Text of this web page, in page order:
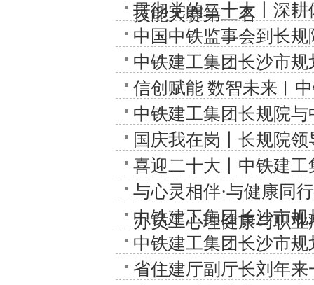
技能大赛第二名
贯彻党的二十大丨深
中国中铁监事会到长
中铁建工集团长沙市
信创赋能 数智未来︱
中铁建工集团长规院
国庆我在岗丨长规院
喜迎二十大丨中铁建
与心灵相伴·与健康同
办员工心理健康与职
中铁建工集团长沙市
中铁建工集团长沙市
省住建厅副厅长刘年